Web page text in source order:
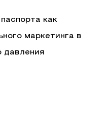
как
маркетинга в
давления